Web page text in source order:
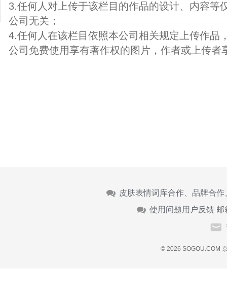
3.任何人对上传于该栏目的作品的设计、内容等
公司无关；
4.任何人在该栏目依照本公司相关规定上传作品
公司免费使用享有著作权的图片，作者或上传者
皮肤表情词库合作、品牌合
使用问题用户反馈 邮
© 2026 SOGOU.COM